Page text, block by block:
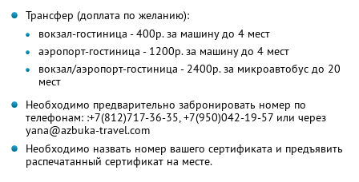
Трансфер (доплата по желанию):
вокзал-гостиница - 400р. за машину до 4 мест
аэропорт-гостиница - 1200р. за машину до 4 мест
вокзал/аэропорт-гостиница - 2400р. за микроавтобус до 20
мест
Необходимо предварительно забронировать номер по
телефонам: :+7(812)717-36-35, +7(950)042-19-57 или через
yana@azbuka-travel.com
Необходимо назвать номер вашего сертификата и предъявить
распечатанный сертификат на месте.